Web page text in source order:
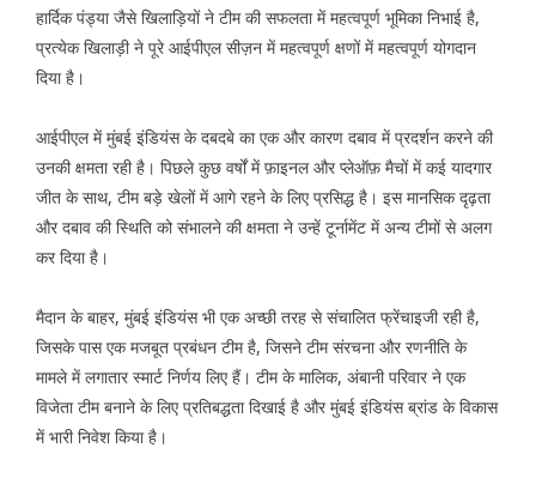
हार्दिक पंड्या जैसे खिलाड़ियों ने टीम की सफलता में महत्वपूर्ण भूमिका निभाई है,
प्रत्येक खिलाड़ी ने पूरे आईपीएल सीज़न में महत्वपूर्ण क्षणों में महत्वपूर्ण योगदान
दिया है।
आईपीएल में मुंबई इंडियंस के दबदबे का एक और कारण दबाव में प्रदर्शन करने की
उनकी क्षमता रही है। पिछले कुछ वर्षों में फ़ाइनल और प्लेऑफ़ मैचों में कई यादगार
जीत के साथ, टीम बड़े खेलों में आगे रहने के लिए प्रसिद्ध है। इस मानसिक दृढ़ता
और दबाव की स्थिति को संभालने की क्षमता ने उन्हें टूर्नामेंट में अन्य टीमों से अलग
कर दिया है।
मैदान के बाहर, मुंबई इंडियंस भी एक अच्छी तरह से संचालित फ्रेंचाइजी रही है,
जिसके पास एक मजबूत प्रबंधन टीम है, जिसने टीम संरचना और रणनीति के
मामले में लगातार स्मार्ट निर्णय लिए हैं। टीम के मालिक, अंबानी परिवार ने एक
विजेता टीम बनाने के लिए प्रतिबद्धता दिखाई है और मुंबई इंडियंस ब्रांड के विकास
में भारी निवेश किया है।